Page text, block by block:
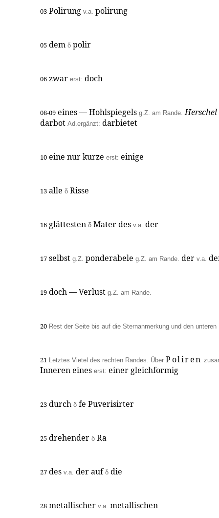
03 Polirung v.a. polirung
05 dem δ polir
06 zwar erst: doch
08-09 eines — Hohlspiegels g.Z. am Rande. Herschel
darbot Ad.ergänzt: darbietet
10 eine nur kurze erst: einige
13 alle δ Risse
16 glättesten δ Mater des v.a. der
17 selbst g.Z. ponderabele g.Z. am Rande. der v.a.
19 doch — Verlust g.Z. am Rande.
20 Rest der Seite bis auf die Sternanmerkung und den unteren
21 Letztes Vietel des rechten Randes. Über Poliren
Inneren eines erst: einer gleichformig
23 durch δ fe Puverisirter
25 drehender δ Ra
27 des v.a. der auf δ die
28 metallischer v.a. metallischen